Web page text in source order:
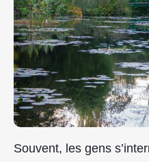
Souvent, les gens